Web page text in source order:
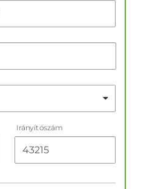
Irányítószám